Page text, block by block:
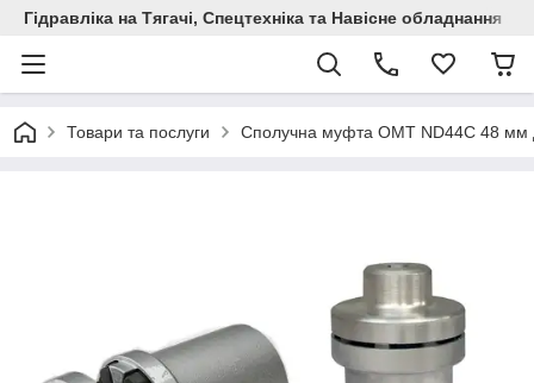
Гідравліка на Тягачі, Спецтехніка та Навісне обладнання
Товари та послуги Сполучна муфта OMT ND44С 48 мм